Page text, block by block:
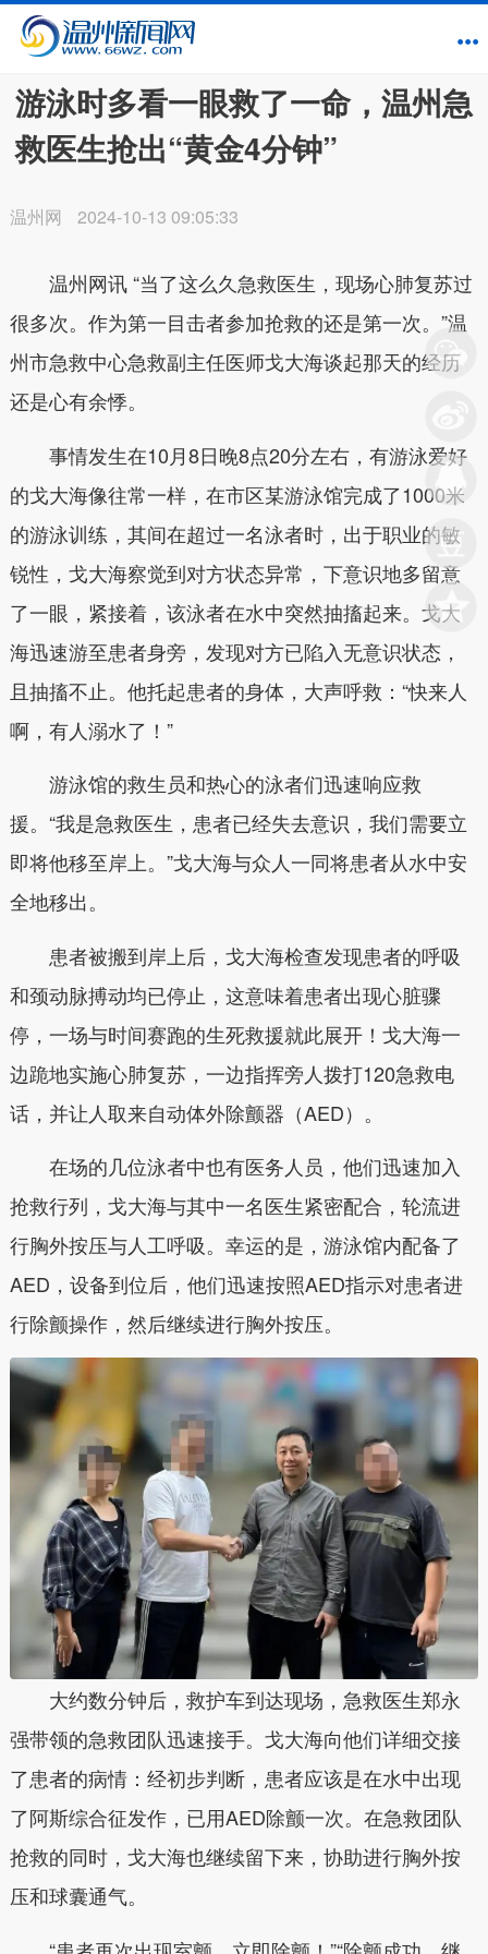
游泳时多看一眼救了一命，温州急
救医生抢出“黄金4分钟”
温州网 2024-10-13 09:05:33
温州网讯“当了这么久急救医生，现场心肺复苏过
很多次。作为第一目击者参加抢救的还是第一次。”温
州市急救中心急救副主任医师戈大海谈起那天的经历
还是心有余悸。
事情发生在10月8日晚8点20分左右，有游泳爱好
的戈大海像往常一样，在市区某游泳馆完成了1000米
的游泳训练，其间在超过一名泳者时，出于职业的敏
锐性，戈大海察觉到对方状态异常，下意识地多留意
了一眼，紧接着，该泳者在水中突然抽搐起来。戈大
海迅速游至患者身旁，发现对方已陷入无意识状态，
且抽搐不止。他托起患者的身体，大声呼救：“快来人
啊，有人溺水了！”
游泳馆的救生员和热心的泳者们迅速响应救
援。“我是急救医生，患者已经失去意识，我们需要立
即将他移至岸上。”戈大海与众人一同将患者从水中安
全地移出。
患者被搬到岸上后，戈大海检查发现患者的呼吸
和颈动脉搏动均已停止，这意味着患者出现心脏骤
停，一场与时间赛跑的生死救援就此展开！戈大海一
边跪地实施心肺复苏，一边指挥旁人拨打120急救电
话，并让人取来自动体外除颤器（AED）。
在场的几位泳者中也有医务人员，他们迅速加入
抢救行列，戈大海与其中一名医生紧密配合，轮流进
行胸外按压与人工呼吸。幸运的是，游泳馆内配备了
AED，设备到位后，他们迅速按照AED指示对患者进
行除颤操作，然后继续进行胸外按压。
大约数分钟后，救护车到达现场，急救医生郑永
强带领的急救团队迅速接手。戈大海向他们详细交接
了患者的病情：经初步判断，患者应该是在水中出现
了阿斯综合征发作，已用AED除颤一次。在急救团队
抢救的同时，戈大海也继续留下来，协助进行胸外按
压和球囊通气。